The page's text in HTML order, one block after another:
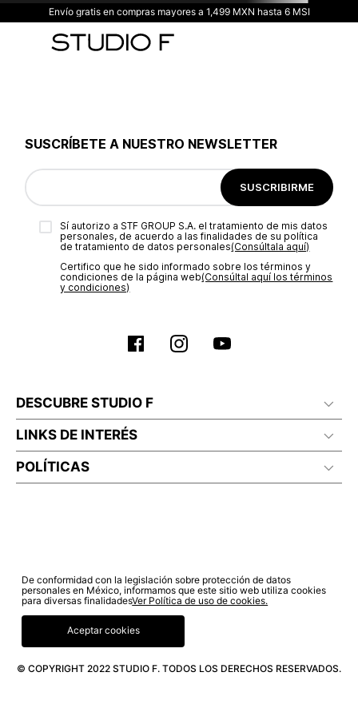
Envío gratis en compras mayores a 1,499 MXN hasta 6 MSI
SUSCRÍBETE A NUESTRO NEWSLETTER
SUSCRIBIRME
Sí autorizo a STF GROUP S.A. el tratamiento de mis datos
personales, de acuerdo a las finalidades de su política
de tratamiento de datos personales‎(Consúltala aquí)
Certifico que he sido informado sobre los términos y
condiciones de la página web‎(Consúltal aquí los términos
y condiciones)
DESCUBRE STUDIO F
LINKS DE INTERÉS
POLÍTICAS
© COPYRIGHT 2022 STUDIO F. TODOS LOS DERECHOS RESERVADOS.
De conformidad con la legislación sobre protección de datos
personales en México, informamos que este sitio web utiliza cookies
para diversas finalidadesVer Política de uso de cookies.
Aceptar cookies